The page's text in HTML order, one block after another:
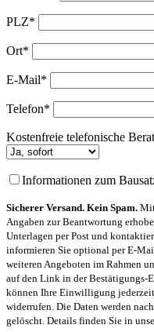
PLZ*
Ort*
E-Mail*
Telefon*
Kostenfreie telefonische
Informationen zum
Sicherer Versand. Kein Spam.
Angaben zur Beantwortung
Unterlagen per Post und
informieren Sie optional per E-
weiteren Angeboten im Rahmen
auf den Link in der Bestätigungs-
können Ihre Einwilligung
widerrufen. Die Daten werden
gelöscht. Details finden Sie in